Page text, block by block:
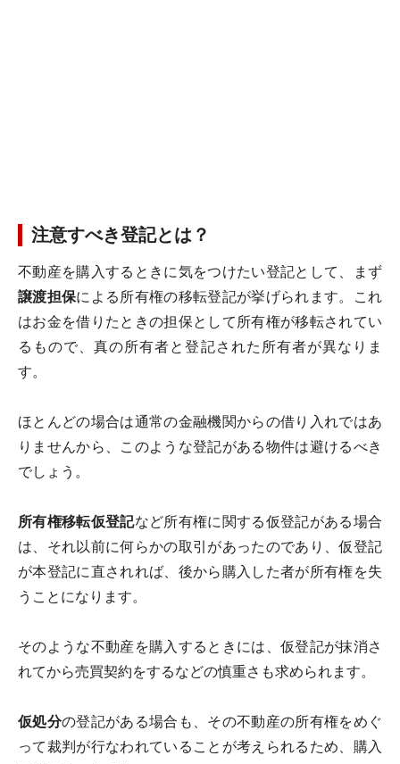
注意すべき登記とは？
不動産を購入するときに気をつけたい登記として、まず
譲渡担保による所有権の移転登記が挙げられます。これ
はお金を借りたときの担保として所有権が移転されてい
るもので、真の所有者と登記された所有者が異なりま
す。
ほとんどの場合は通常の金融機関からの借り入れではあ
りませんから、このような登記がある物件は避けるべき
でしょう。
所有権移転仮登記など所有権に関する仮登記がある場合
は、それ以前に何らかの取引があったのであり、仮登記
が本登記に直されれば、後から購入した者が所有権を失
うことになります。
そのような不動産を購入するときには、仮登記が抹消さ
れてから売買契約をするなどの慎重さも求められます。
仮処分の登記がある場合も、その不動産の所有権をめぐ
って裁判が行なわれていることが考えられるため、購入